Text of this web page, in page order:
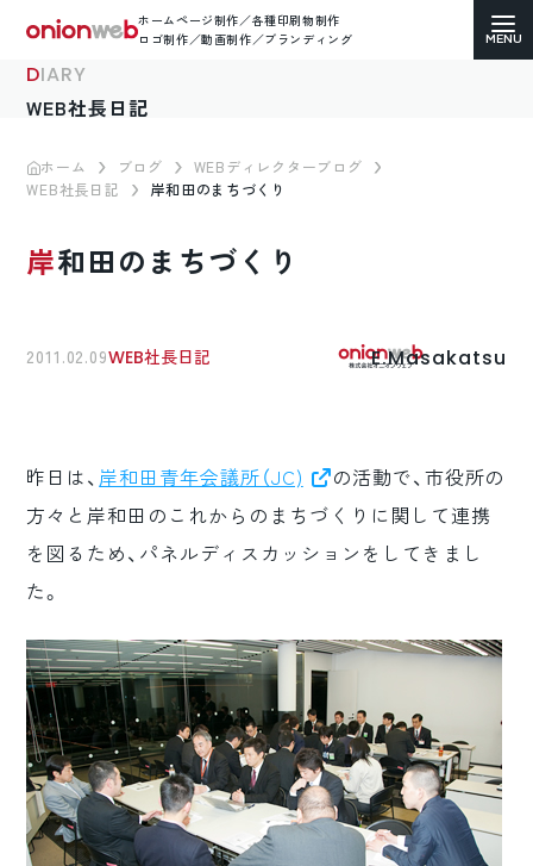
ホームページ制作／各種印刷物制作
ロゴ制作／動画制作／ブランディング
ホームページ制作
コーポレートサイト
ロゴマーク制作
DIARY
WEB社長日記
ホーム ブログ
WEBディレクターブログ
WEB社長日記
岸和田のまちづくり
岸和田のまちづくり
2011.02.09WEB社長日記 E.Masakatsu
昨日は、 岸和田青年会議所（JC)
の活動で、市役所の
方々と岸和田のこれからのまちづくりに関して連携
を図るため、パネルディスカッションをしてきまし
た。